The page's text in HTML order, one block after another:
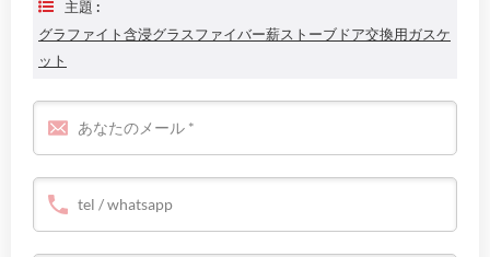
主題 :
グラファイト含浸グラスファイバー薪ストーブドア交換用ガスケ
ット